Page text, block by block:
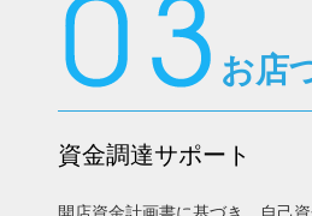
お店
資金調達サポート